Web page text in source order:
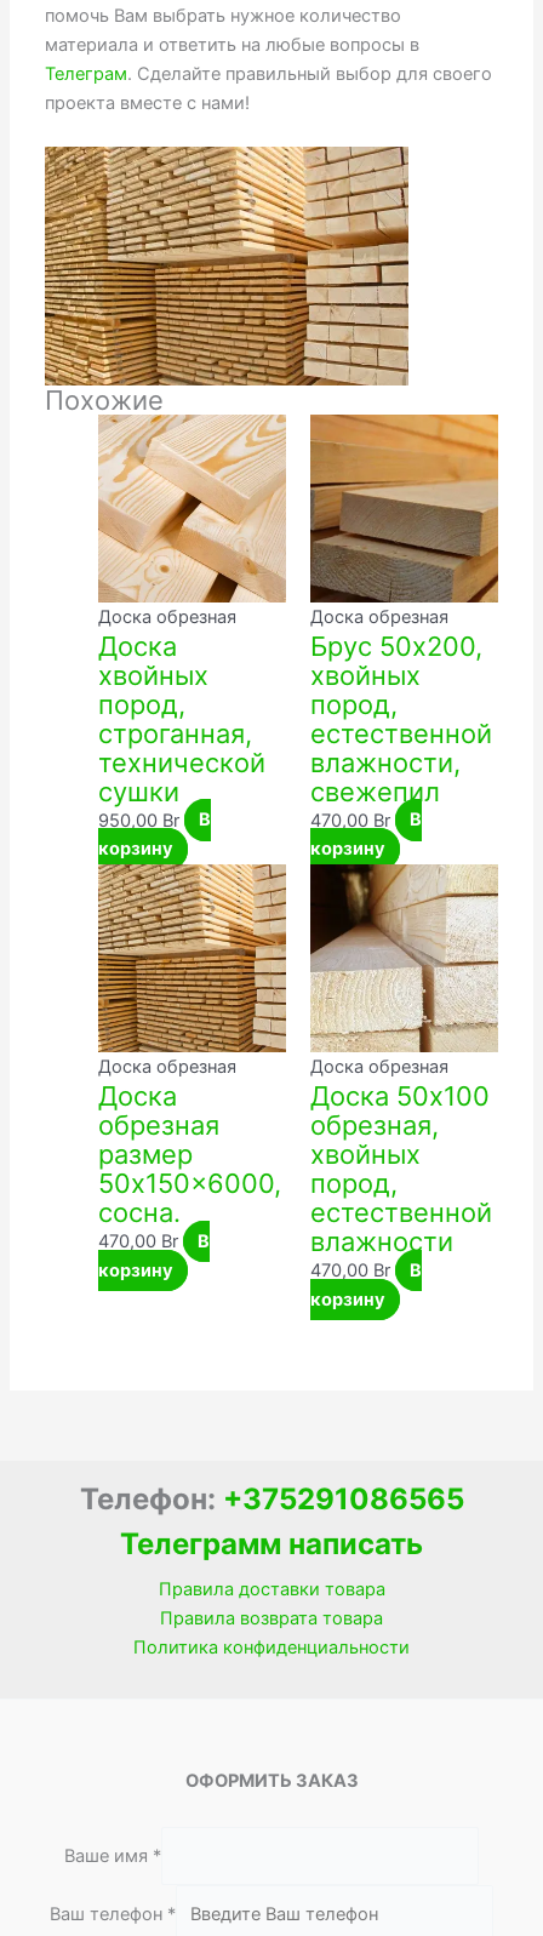
помочь Вам выбрать нужное количество
материала и ответить на любые вопросы в
Телеграм. Сделайте правильный выбор для своего
проекта вместе с нами!
Похожие
Доска обрезная
Доска
хвойных
пород,
строганная,
технической
сушки
950,00 Br
В
корзину
Доска обрезная
Брус 50х200,
хвойных
пород,
естественной
влажности,
свежепил
470,00 Br
В
корзину
Доска обрезная
Доска
обрезная
размер
50x150x6000,
сосна.
470,00 Br
В
корзину
Доска обрезная
Доска 50х100
обрезная,
хвойных
пород,
естественной
влажности
470,00 Br
В
корзину
Телефон: +375291086565
Телеграмм написать
Правила доставки товара
Правила возврата товара
Политика конфиденциальности
ОФОРМИТЬ ЗАКАЗ
Ваше имя *
Ваш телефон *